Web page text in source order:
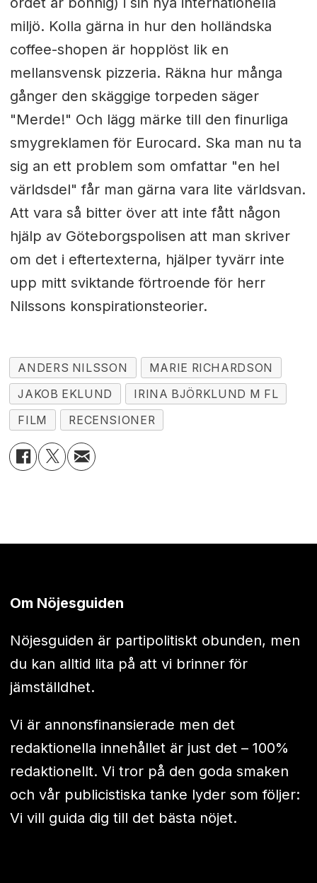
miljö. Kolla gärna in hur den holländska
coffee-shopen är hopplöst lik en
mellansvensk pizzeria. Räkna hur många
gånger den skäggige torpeden säger
"Merde!" Och lägg märke till den finurliga
smygreklamen för Eurocard. Ska man nu ta
sig an ett problem som omfattar "en hel
världsdel" får man gärna vara lite världsvan.
Att vara så bitter över att inte fått någon
hjälp av Göteborgspolisen att man skriver
om det i eftertexterna, hjälper tyvärr inte
upp mitt sviktande förtroende för herr
Nilssons konspirationsteorier.
ANDERS NILSSON
MARIE RICHARDSON
JAKOB EKLUND
IRINA BJÖRKLUND M FL
FILM
RECENSIONER
Om Nöjesguiden
Nöjesguiden är partipolitiskt obunden, men
du kan alltid lita på att vi brinner för
jämställdhet.
Vi är annonsfinansierade men det
redaktionella innehållet är just det – 100%
redaktionellt. Vi tror på den goda smaken
och vår publicistiska tanke lyder som följer:
Vi vill guida dig till det bästa nöjet.